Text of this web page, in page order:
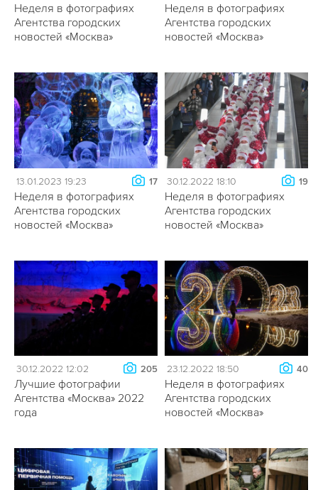
Неделя в фотографиях
Агентства городских
новостей «Москва»
Неделя в фотографиях
Агентства городских
новостей «Москва»
13.01.2023 19:23 17
Неделя в фотографиях
Агентства городских
новостей «Москва»
30.12.2022 18:10 19
Неделя в фотографиях
Агентства городских
новостей «Москва»
30.12.2022 12:02 205
Лучшие фотографии
Агентства «Москва» 2022
года
23.12.2022 18:50 40
Неделя в фотографиях
Агентства городских
новостей «Москва»